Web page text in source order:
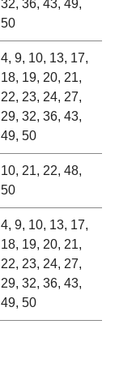
32, 36, 43, 49,
50
4, 9, 10, 13, 17,
18, 19, 20, 21,
22, 23, 24, 27,
29, 32, 36, 43,
49, 50
10, 21, 22, 48,
50
4, 9, 10, 13, 17,
18, 19, 20, 21,
22, 23, 24, 27,
29, 32, 36, 43,
49, 50